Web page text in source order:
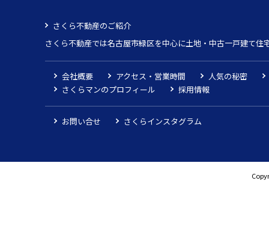
さくら不動産のご紹介
さくら不動産では名古屋市緑区を中心に土地・中古一戸建て
会社概要 アクセス・営業時間
人気の秘密
さくらマンのプロフィール
採用情報
お問い合せ さくらインスタグラム